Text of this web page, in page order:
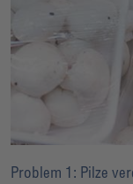
Problem 1: Pilze